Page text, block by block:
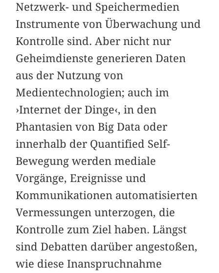
Netzwerk- und Speichermedien
Instrumente von Überwachung und
Kontrolle sind. Aber nicht nur
Geheimdienste generieren Daten
aus der Nutzung von
Medientechnologien; auch im
›Internet der Dinge‹, in den
Phantasien von Big Data oder
innerhalb der Quantified Self-
Bewegung werden mediale
Vorgänge, Ereignisse und
Kommunikationen automatisierten
Vermessungen unterzogen, die
Kontrolle zum Ziel haben. Längst
sind Debatten darüber angestoßen,
wie diese Inanspruchnahme